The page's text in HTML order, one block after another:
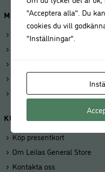
MINA SIDOR
Logga in
Beställningar
Våra butiker
KUNDSERVICE
Köp presentkort
Om Leilas General Store
Kontakta oss
"Acceptera alla". Du
cookies du vill
"Inställningar".